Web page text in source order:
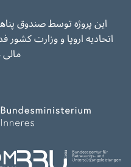
اتحادیه اروپا و وزارت
Image
Image